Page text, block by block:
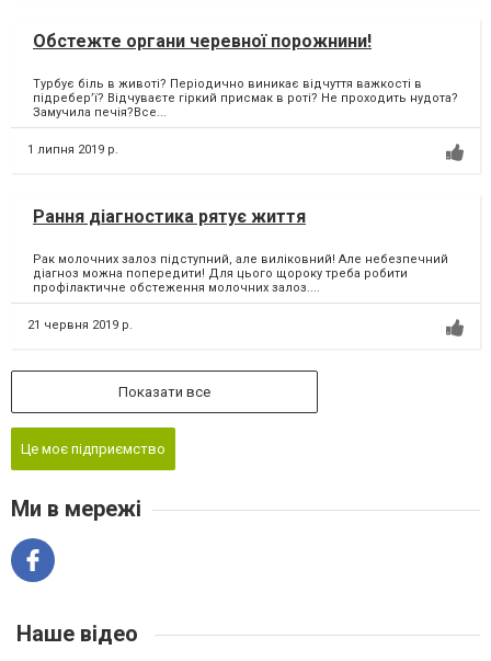
Обстежте органи черевної порожнини!
Турбує біль в животі? Періодично виникає відчуття важкості в
підребер’ї? Відчуваєте гіркий присмак в роті? Не проходить нудота?
Замучила печія?Все...
1 липня 2019 р.
Рання діагностика рятує життя
Рак молочних залоз підступний, але виліковний! Але небезпечний
діагноз можна попередити! Для цього щороку треба робити
профілактичне обстеження молочних залоз....
21 червня 2019 р.
Показати все
Це моє підприємство
Ми в мережі
Наше відео